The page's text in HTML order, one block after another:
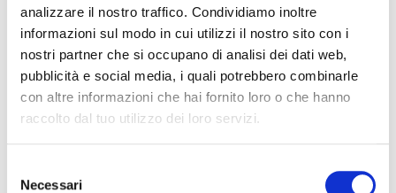
analizzare il nostro traffico. Condividiamo inoltre
informazioni sul modo in cui utilizzi il nostro sito con i
nostri partner che si occupano di analisi dei dati web,
pubblicità e social media, i quali potrebbero combinarle
con altre informazioni che hai fornito loro o che hanno
raccolto dal tuo utilizzo dei loro servizi.
delNecessari
Fibra Ottica FTTH (banda FLAT; velocità di picco
fino 2500 Mbps download – 1000 Mbps upload);
Router in comodato d’uso. Chiamate illimitate rete
fissa e mobile nazionale.
€ 25,90